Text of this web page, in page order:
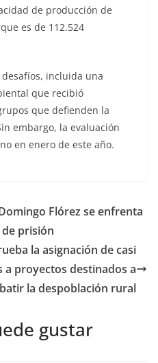
de producción de
es de 112.524
incluida una
que recibió
que defienden la
embargo, la evaluación
en enero de este año.
Flórez se enfrenta
prisión
la asignación de casi
a proyectos destinados a
la despoblación rural
gustar